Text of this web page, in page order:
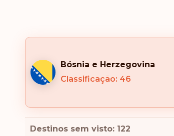
Bósnia e Herzegovina
Classificação: 46
Destinos sem visto: 122